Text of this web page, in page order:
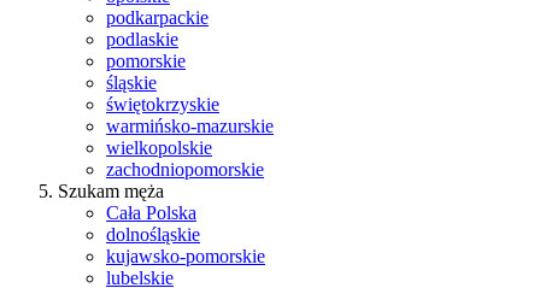
podkarpackie
podlaskie
pomorskie
śląskie
świętokrzyskie
warmińsko-mazurskie
wielkopolskie
zachodniopomorskie
Szukam męża
Cała Polska
dolnośląskie
kujawsko-pomorskie
lubelskie